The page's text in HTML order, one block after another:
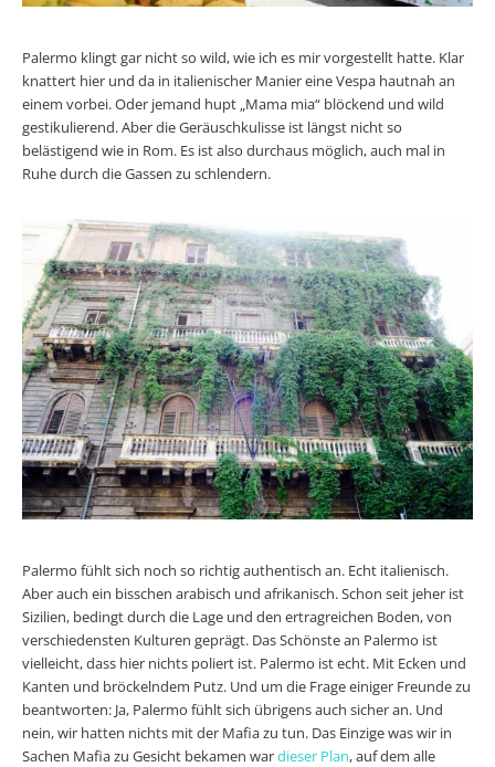
Palermo klingt gar nicht so wild, wie ich es mir vorgestellt hatte. Klar
knattert hier und da in italienischer Manier eine Vespa hautnah an
einem vorbei. Oder jemand hupt „Mama mia“ blöckend und wild
gestikulierend. Aber die Geräuschkulisse ist längst nicht so
belästigend wie in Rom. Es ist also durchaus möglich, auch mal in
Ruhe durch die Gassen zu schlendern.
Palermo fühlt sich noch so richtig authentisch an. Echt italienisch.
Aber auch ein bisschen arabisch und afrikanisch. Schon seit jeher ist
Sizilien, bedingt durch die Lage und den ertragreichen Boden, von
verschiedensten Kulturen geprägt. Das Schönste an Palermo ist
vielleicht, dass hier nichts poliert ist. Palermo ist echt. Mit Ecken und
Kanten und bröckelndem Putz. Und um die Frage einiger Freunde zu
beantworten: Ja, Palermo fühlt sich übrigens auch sicher an. Und
nein, wir hatten nichts mit der Mafia zu tun. Das Einzige was wir in
Sachen Mafia zu Gesicht bekamen wardieser Plan, auf dem alle